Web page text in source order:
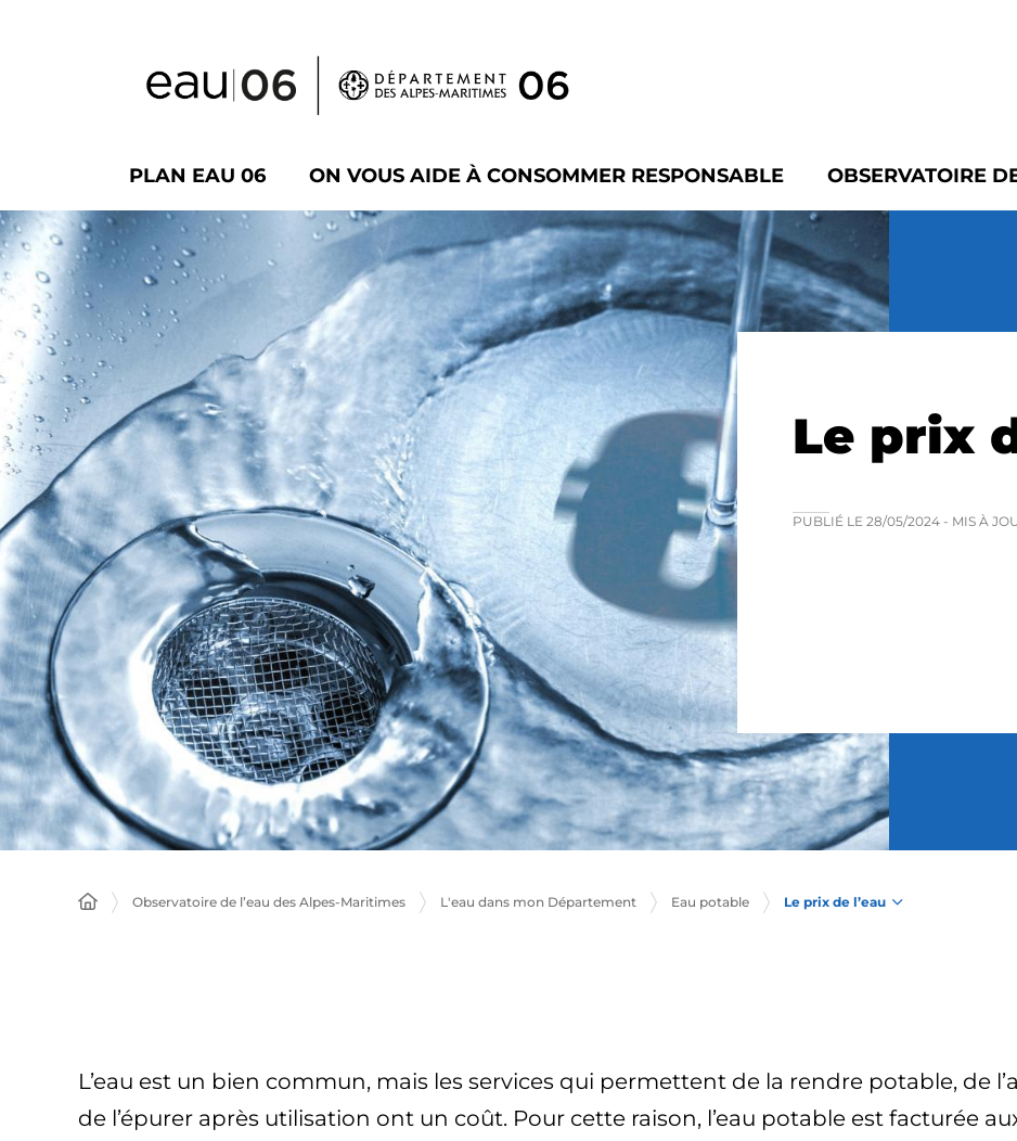
PLAN EAU 06 ON VOUS AIDE À CONSOMMER RESPONSABLE OBSERVATOIRE
Le prix
PUBLIÉ LE 28/05/2024 - MIS À
Observatoire de l’eau des Alpes-Maritimes L'eau dans mon Département Eau potable Le prix de l’eau
L’eau est un bien commun, mais les services qui permettent de la rendre potable, de
de l’épurer après utilisation ont un coût. Pour cette raison, l’eau potable est facturée